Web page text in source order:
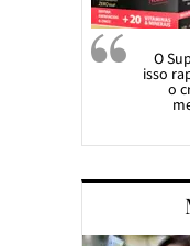
O
isso
o